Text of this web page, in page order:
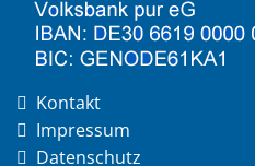
Kontakt
Impressum
Datenschutz